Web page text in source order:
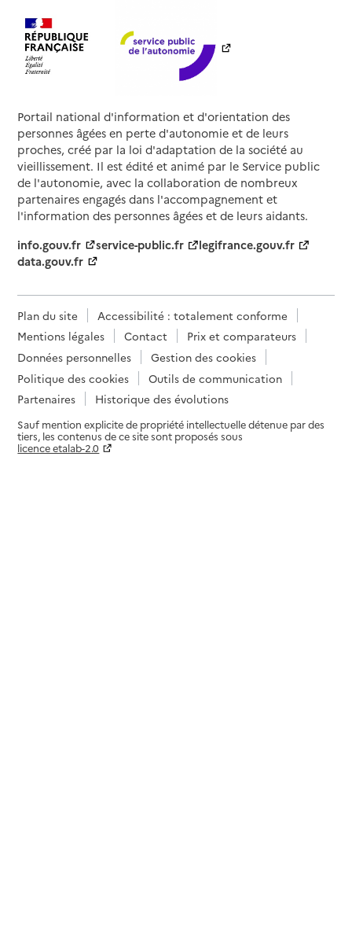
Portail national d'information et d'orientation des
personnes âgées en perte d'autonomie et de leurs
proches, créé par la loi d'adaptation de la société au
vieillissement. Il est édité et animé par le Service public
de l'autonomie, avec la collaboration de nombreux
partenaires engagés dans l'accompagnement et
l'information des personnes âgées et de leurs aidants.
info.gouv.fr
service-public.fr
legifrance.gouv.fr
data.gouv.fr
Plan du site
Accessibilité : totalement conforme
Mentions légales
Contact
Prix et comparateurs
Données personnelles
Gestion des cookies
Politique des cookies
Outils de communication
Partenaires
Historique des évolutions
Sauf mention explicite de propriété intellectuelle détenue par des
tiers, les contenus de ce site sont proposés sous
licence etalab-2.0